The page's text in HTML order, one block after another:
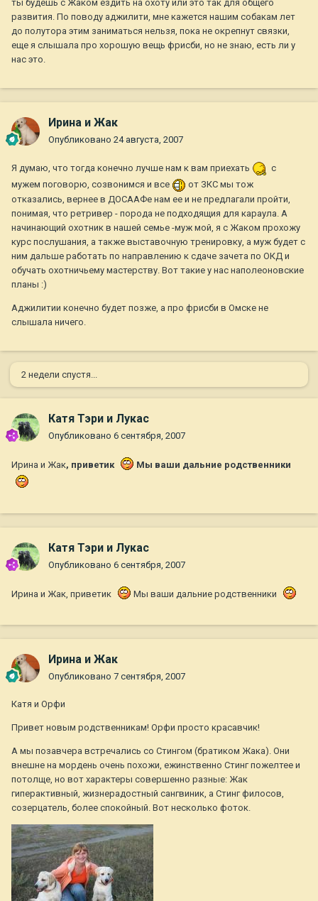
ты будешь с Жаком ездить на охоту или это так для общего
развития. По поводу аджилити, мне кажется нашим собакам лет
до полутора этим заниматься нельзя, пока не окрепнут связки,
еще я слышала про хорошую вещь фрисби, но не знаю, есть ли у
нас это.
Ирина и Жак
Опубликовано 24 августа, 2007
Я думаю, что тогда конечно лучше нам к вам приехать
с
мужем поговорю, созвонимся и все
от ЗКС мы тож
отказались, вернее в ДОСААФе нам ее и не предлагали пройти,
понимая, что ретривер - порода не подходящия для караула. А
начинающий охотник в нашей семье -муж мой, я с Жаком прохожу
курс послушания, а также выставочную тренировку, а муж будет с
ним дальше работать по направлению к сдаче зачета по ОКД и
обучать охотничьему мастерству. Вот такие у нас наполеоновские
планы :)
Аджилитии конечно будет позже, а про фрисби в Омске не
слышала ничего.
2 недели спустя...
Катя Тэри и Лукас
Опубликовано 6 сентября, 2007
Ирина и Жак, приветик Мы ваши дальние родственники
Катя Тэри и Лукас
Опубликовано 6 сентября, 2007
Ирина и Жак, приветик Мы ваши дальние родственники
Ирина и Жак
Опубликовано 7 сентября, 2007
Катя и Орфи
Привет новым родственникам! Орфи просто красавчик!
А мы позавчера встречались со Стингом (братиком Жака). Они
внешне на мордень очень похожи, ежинственно Стинг пожелтее и
потолще, но вот характеры совершенно разные: Жак
гиперактивный, жизнерадостный сангвиник, а Стинг филосов,
созерцатель, более спокойный. Вот несколько фоток.